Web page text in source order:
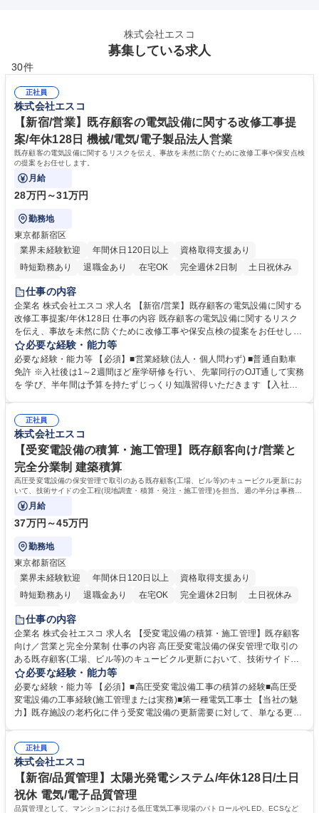
株式会社エスコ
募集している求人
30件
正社員
株式会社エスコ
【新宿/営業】既存顧客の電気設備に関する改修工事提
案/年休128日 機械/電気/電子製品法人営業
既存顧客の電気設備に関するリスクを伝え、事故を未然に防ぐために改修工事や保安点検
の提案をお任せします。
月給
28万円～31万円
勤務地
東京都新宿区
業界未経験歓迎
年間休日120日以上
資格取得支援あり
時短勤務あり
退職金あり 在宅OK 完全週休2日制
土日祝休み
服装自由
仕事の内容
企業名 株式会社エスコ 求人名 【新宿/営業】既存顧客の電気設備に関する
改修工事提案/年休128日 仕事の内容 既存顧客の電気設備に関するリスク
を伝え、事故を未然に防ぐために改修工事や保安点検の提案をお任せしま
す。 ■提案～見積作成、受注後の工事スケジュール調整まで一貫して担当
■点検に関する顧客対応から技術者へのフォロー対応 ■エリアは関東(一都
三県、群馬、茨城)で車を使用する場合もあります 募集職種 【新宿/営業】
既存顧客の電気設備に関する改修工事提案/年休128日
必要な経験・能力等
必要な経験・能力等 【必須】■営業経験(法人・個人問わず) ■普通自動車
免許 ※入社後は1～2週間ほど座学研修を行い、先輩同行のOJT通して実務
を 学び、半年間は予算を持たずじっくり知識習得いただきます 【入社
修工事の提案を覚えて頂きます。半年後を目途に自立していただき担当顧
客への対応、クロスセル提案などを進めていただきます。 ※土日休みです
が、顧客状況により土日出社(平日代休)もあります 学歴・資格 学歴：大学
院 大学 高専 短大 専修学校 高校 語学力： 資格：第一種運転免許普通自動
車
正社員
株式会社エスコ
【受変電設備の積算・施工管理】既存顧客向け/営業と
完全分業制 建築積算
高圧受変電設備の保安管理で取引のある既存顧客(工場、ビル等)のキュービクル更新にお
いて、技術サイドの全工程(現地調査・積算・発注・施工管理)を担当。週の半分は事務所
での積算・準備、もう半分は現地調査・
月給
37万円～45万円
勤務地
東京都新宿区
業界未経験歓迎
年間休日120日以上
資格取得支援あり
時短勤務あり
退職金あり 在宅OK 完全週休2日制
土日祝休み
服装自由
仕事の内容
企業名 株式会社エスコ 求人名 【受変電設備の積算・施工管理】既存顧客
向け／営業と完全分業制 仕事の内容 高圧受変電設備の保安管理で取引の
ある既存顧客(工場、ビル等)のキュービクル更新において、技術サイドの
全工程(現地調査・積算・発注・施工管理)を担当。週の半分は事務所での
積算・準備、もう半分は現地調査・ 現場管理とメリハリのある環境です
《詳細》■現地調査：既存案件の技術的調査■積算・見積作成：自ら調査し
たデータに基づく正確な原価計算■発注・工程管理：協力会社への手配■施
スムーズな進行管理が可能です。 募集職種 【受変電設備の積算・施工管
理】既存顧客向け／営業と完全分業制
必要な経験・能力等
必要な経験・能力等 【必須】■高圧受変電設備工事の積算の経験■高圧受
変電設備の工事経験(施工管理または実務)■第一種電気工事士 【当社の魅
力】既存施設の老朽化に伴う受変電設備の更新需要に対して、単なる更新
確かな情報に振り回されることなく、技術のプロとして自らの調査に基づ
き精緻な計画を立てて現場を指揮できます。事前準備を徹底できるため当
日はスムーズな進行管理が可能です。 学歴・資格 学歴：大学院 大学 高専
短大 専修学校 高校 語学力： 資格：第一種運転免許普通自動車 第一種電気
工事士
正社員
株式会社エスコ
【新宿/品質管理】太陽光発電システム/年休128日/土日
祝休 電気/電子品質管理
品質管理として、マンションにおける低圧電気工事現場のパトロールやLED、ECSなど